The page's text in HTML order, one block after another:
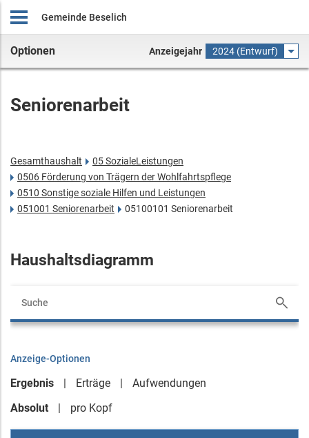
Gemeinde Beselich
Optionen Anzeigejahr 2024 (Entwurf)
Seniorenarbeit
Gesamthaushalt
05 SozialeLeistungen
0506 Förderung von Trägern der Wohlfahrtspflege
0510 Sonstige soziale Hilfen und Leistungen
051001 Seniorenarbeit
05100101 Seniorenarbeit
Haushaltsdiagramm
Anzeige-Optionen
Ergebnis Erträge
Aufwendungen
Absolut
pro Kopf